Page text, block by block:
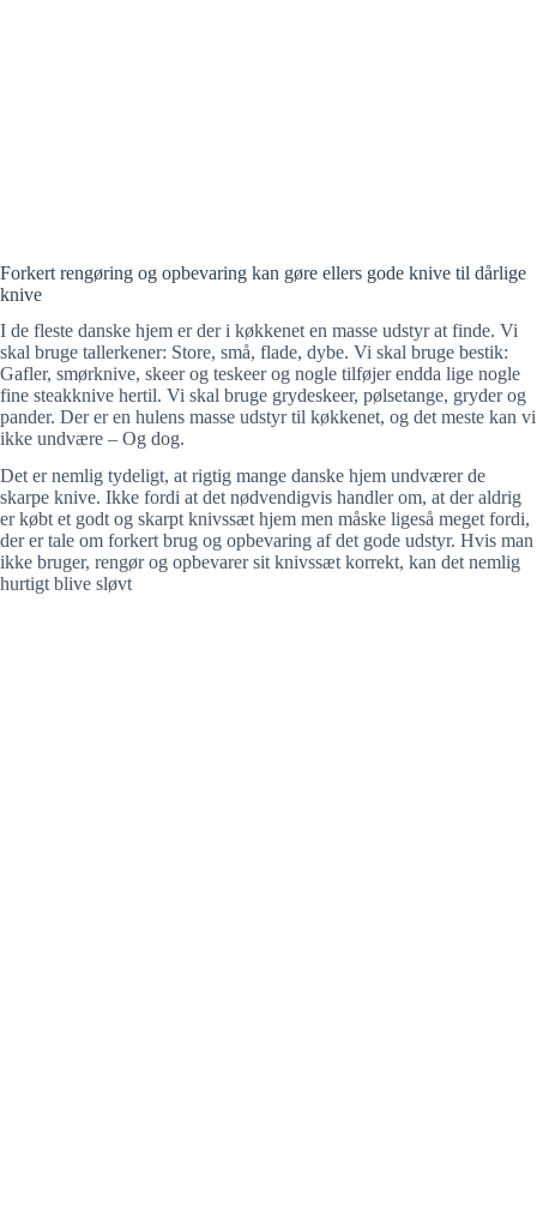
Forkert rengøring og opbevaring kan gøre ellers gode knive til dårlige
knive
I de fleste danske hjem er der i køkkenet en masse udstyr at finde. Vi
skal bruge tallerkener: Store, små, flade, dybe. Vi skal bruge bestik:
Gafler, smørknive, skeer og teskeer og nogle tilføjer endda lige nogle
fine steakknive hertil. Vi skal bruge grydeskeer, pølsetange, gryder og
pander. Der er en hulens masse udstyr til køkkenet, og det meste kan vi
ikke undvære – Og dog.
Det er nemlig tydeligt, at rigtig mange danske hjem undværer de
skarpe knive. Ikke fordi at det nødvendigvis handler om, at der aldrig
er købt et godt og skarpt knivssæt hjem men måske ligeså meget fordi,
der er tale om forkert brug og opbevaring af det gode udstyr. Hvis man
ikke bruger, rengør og opbevarer sit knivssæt korrekt, kan det nemlig
hurtigt blive sløvt